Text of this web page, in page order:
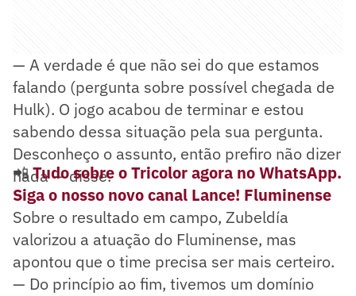
— A verdade é que não sei do que estamos
falando (pergunta sobre possível chegada de
Hulk). O jogo acabou de terminar e estou
sabendo dessa situação pela sua pergunta.
Desconheço o assunto, então prefiro não dizer
nada — disse.
📲Tudo sobre o Tricolor agora no WhatsApp.
Siga o nosso novo canal Lance! Fluminense
Sobre o resultado em campo, Zubeldía
valorizou a atuação do Fluminense, mas
apontou que o time precisa ser mais certeiro.
— Do princípio ao fim, tivemos um domínio